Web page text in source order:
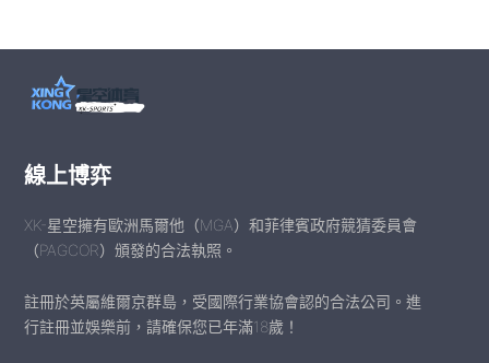
線上博弈
XK-星空擁有歐洲馬爾他（MGA）和菲律賓政府競猜委員會
（PAGCOR）頒發的合法執照。
註冊於英屬維爾京群島，受國際行業協會認的合法公司。進
行註冊並娛樂前，請確保您已年滿18歲！